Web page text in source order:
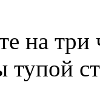
на
тупой